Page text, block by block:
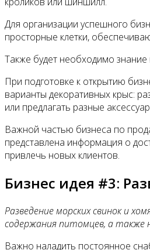
Для организации успешного
просторные клетки,
Также будет необходимо
При подготовке к открытию
варианты декоративных крыс:
или предлагать разные
Важной частью бизнеса по
представлена информация о
привлечь новых клиентов.
Бизнес идея #3:
Разведение морских свинок и
содержания питомцев, а также
Важно наладить постоянное